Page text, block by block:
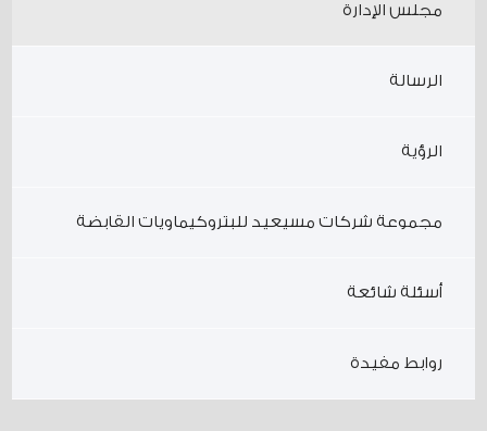
مجلس الإدارة
الرسالة
الرؤية
مجموعة شركات مسيعيد للبتروكيماويات القابضة
أسئلة شائعة
روابط مفيدة